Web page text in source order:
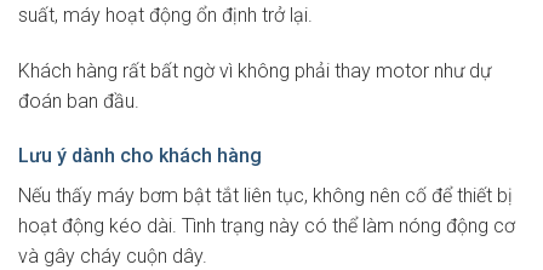
suất, máy hoạt động ổn định trở lại.
Khách hàng rất bất ngờ vì không phải thay motor như dự
đoán ban đầu.
Lưu ý dành cho khách hàng
Nếu thấy máy bơm bật tắt liên tục, không nên cố để thiết bị
hoạt động kéo dài. Tình trạng này có thể làm nóng động cơ
và gây cháy cuộn dây.